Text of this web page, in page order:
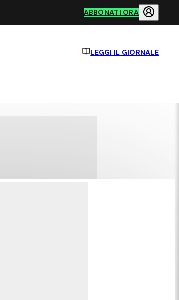
ABBONATI ORA
LEGGI IL GIORNALE